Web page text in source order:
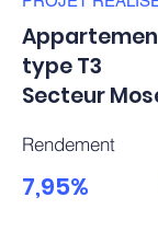
type T3
Secteur
Rendement
7,95%